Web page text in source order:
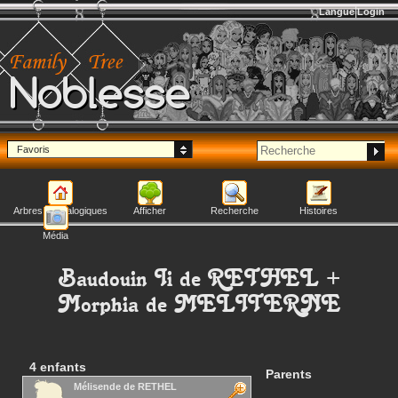
Noblesse
Langue Login
Favoris
Arbres généalogiques Afficher Recherche Histoires
Média
Baudouin Iide RETHEL+
Morphiade MELITERNE
4 enfants
Mélisende de RETHEL
Parents